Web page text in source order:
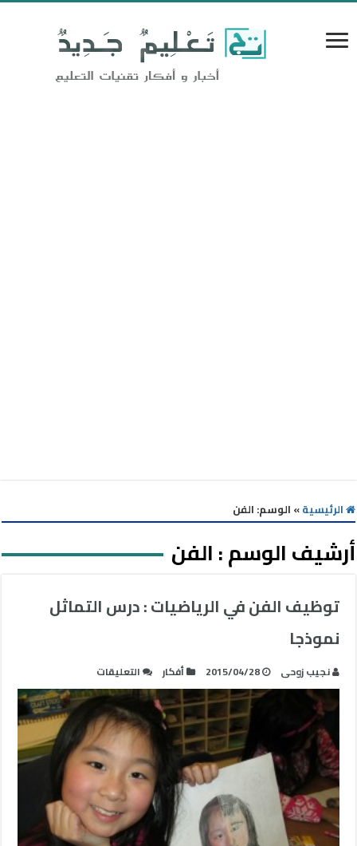
الرئيسية» الوسم: الفن
أرشيف الوسم :الفن
توظيف الفن في الرياضيات : درس التماثل
نموذجا
نجيب زوحى 2015/04/28 أفكار التعليقات
توظيف
الفن
في
الرياضيات
:
درس
التماثل
نموذجا
مغلقة